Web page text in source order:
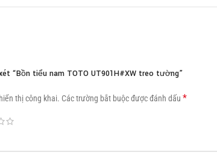
“Bồn tiểu nam TOTO UT901H#XW treo tường”
thị công khai. Các trường bắt buộc được đánh dấu *